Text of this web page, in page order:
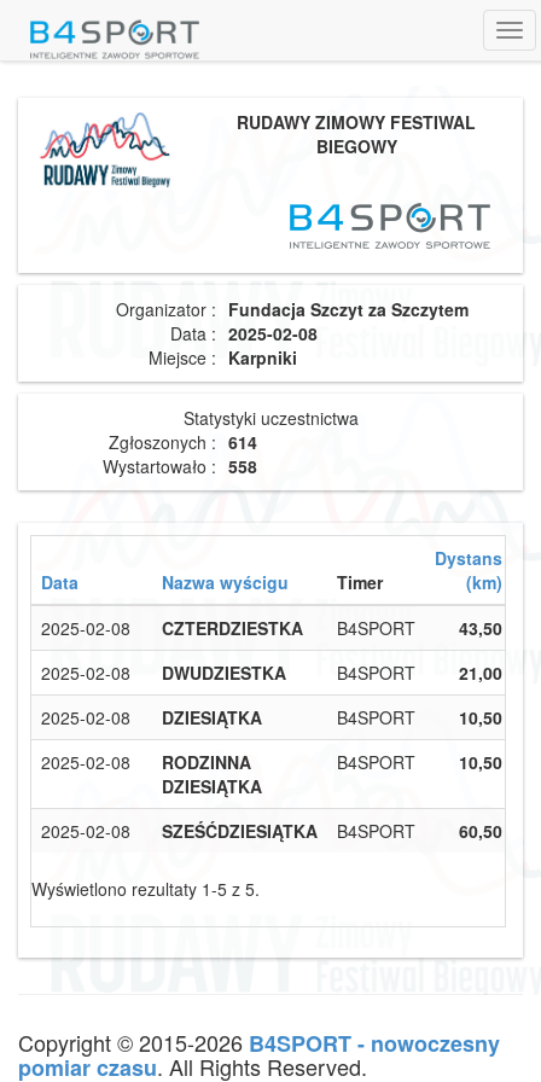
RUDAWY ZIMOWY FESTIWAL
BIEGOWY
Organizator : Fundacja Szczyt za Szczytem
Data : 2025-02-08
Miejsce : Karpniki
Statystyki uczestnictwa
Zgłoszonych : 614
Wystartowało : 558
Data Nazwa wyścigu Timer
Dystans
(km)
2025-02-08
CZTERDZIESTKA B4SPORT
43,50
2025-02-08
DWUDZIESTKA B4SPORT
21,00
2025-02-08
DZIESIĄTKA B4SPORT
10,50
2025-02-08
RODZINNA
DZIESIĄTKA
B4SPORT 10,50
2025-02-08 SZEŚĆDZIESIĄTKA B4SPORT 60,50
Wyświetlono rezultaty 1-5 z 5.
Copyright © 2015-2026 B4SPORT - nowoczesny
pomiar czasu. All Rights Reserved.